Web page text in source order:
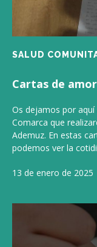
SALUD
Cartas de
Os dejamos por
Comarca que
Ademuz. En estas
podemos ver la
13 de enero de 2025